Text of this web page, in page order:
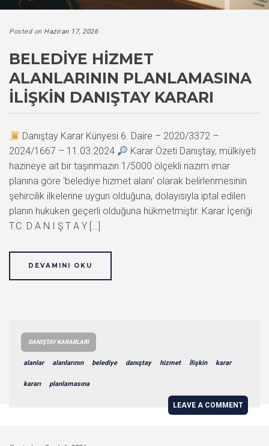
Posted on Haziran 17, 2026
BELEDIYE HIZMET
ALANLARININ PLANLAMASINA
İLIŞKIN DANIŞTAY KARARI
Danıştay Karar Künyesi 6. Daire – 2020/3372 –
2024/1667 – 11.03.2024
Karar Özeti Danıştay, mülkiyeti
hazineye ait bir taşınmazın 1/5000 ölçekli nazım imar
planına göre ‘belediye hizmet alanı’ olarak belirlenmesinin
şehircilik ilkelerine uygun olduğuna, dolayısıyla iptal edilen
planın hukuken geçerli olduğuna hükmetmiştir. Karar İçeriği
T.C. D A N I Ş T A Y […]
DEVAMINI OKU
DANIŞTAY KARARLARI
alanlar alanlarının belediye danıştay hizmet İlişkin karar
kararı planlamasına
LEAVE A COMMENT